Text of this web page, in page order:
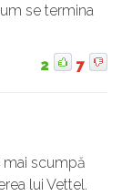
se termina
2 7
mai scumpă
lui Vettel.